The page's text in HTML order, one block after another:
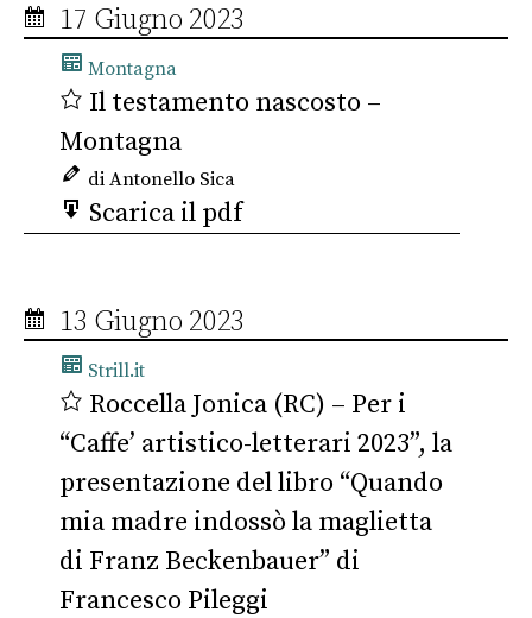
17 Giugno 2023
Montagna
Il testamento nascosto –
Montagna
di Antonello Sica
Scarica il pdf
13 Giugno 2023
Strill.it
Roccella Jonica (RC) – Per i
“Caffe’ artistico-letterari 2023”, la
presentazione del libro “Quando
mia madre indossò la maglietta
di Franz Beckenbauer” di
Francesco Pileggi